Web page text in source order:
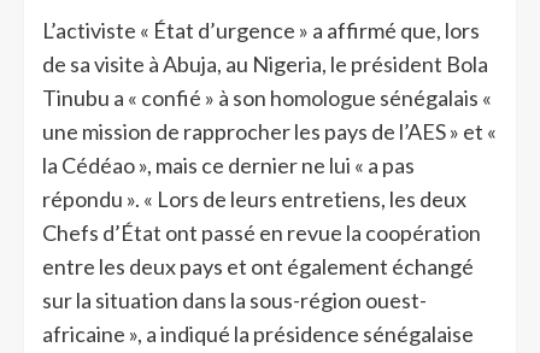
L’activiste « État d’urgence » a affirmé que, lors
de sa visite à Abuja, au Nigeria, le président Bola
Tinubu a « confié » à son homologue sénégalais «
une mission de rapprocher les pays de l’AES » et «
la Cédéao », mais ce dernier ne lui « a pas
répondu ». « Lors de leurs entretiens, les deux
Chefs d’État ont passé en revue la coopération
entre les deux pays et ont également échangé
sur la situation dans la sous-région ouest-
africaine », a indiqué la présidence sénégalaise